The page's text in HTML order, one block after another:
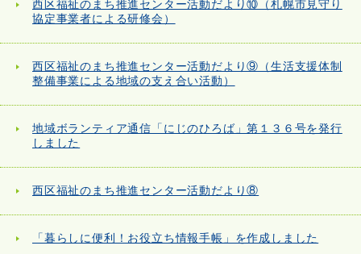
西区福祉のまち推進センター活動だより⑩（札幌市見守り
協定事業者による研修会）
西区福祉のまち推進センター活動だより⑨（生活支援体制
整備事業による地域の支え合い活動）
地域ボランティア通信「にじのひろば」第１３６号を発行
しました
西区福祉のまち推進センター活動だより⑧
「暮らしに便利！お役立ち情報手帳」を作成しました